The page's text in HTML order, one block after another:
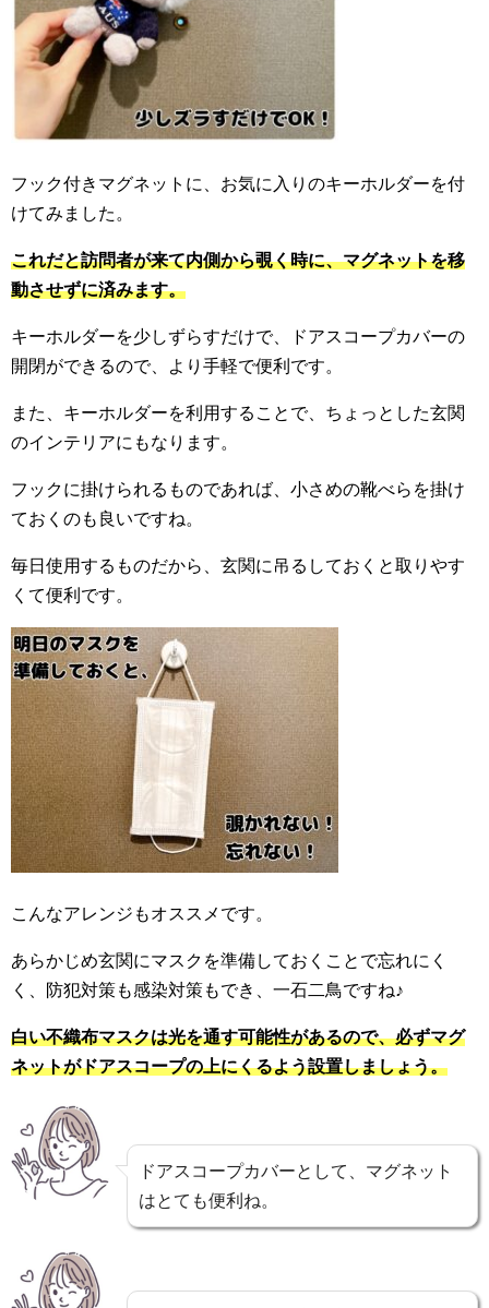
フック付きマグネットに、お気に入りのキーホルダーを付
けてみました。
これだと訪問者が来て内側から覗く時に、マグネットを移
動させずに済みます。
キーホルダーを少しずらすだけで、ドアスコープカバーの
開閉ができるので、より手軽で便利です。
また、キーホルダーを利用することで、ちょっとした玄関
のインテリアにもなります。
フックに掛けられるものであれば、小さめの靴べらを掛け
ておくのも良いですね。
毎日使用するものだから、玄関に吊るしておくと取りやす
くて便利です。
こんなアレンジもオススメです。
あらかじめ玄関にマスクを準備しておくことで忘れにく
く、防犯対策も感染対策もでき、一石二鳥ですね♪
白い不織布マスクは光を通す可能性があるので、必ずマグ
ネットがドアスコープの上にくるよう設置しましょう。
ドアスコープカバーとして、マグネット
はとても便利ね。